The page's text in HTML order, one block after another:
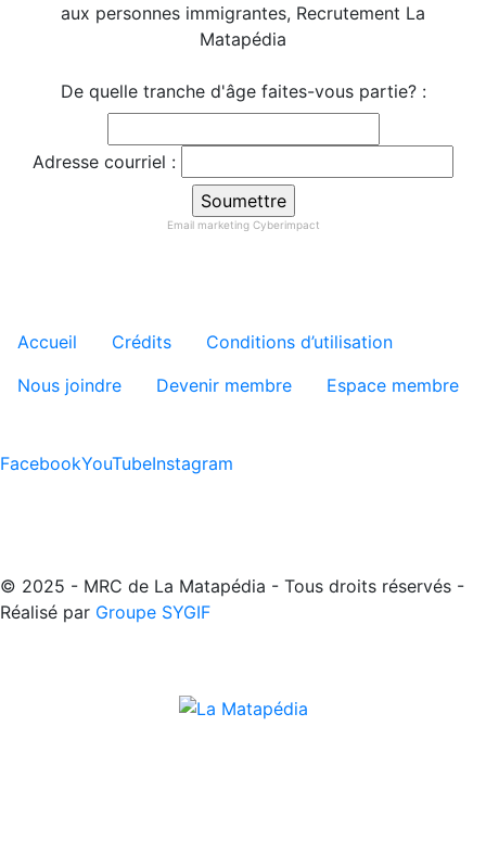
aux personnes immigrantes, Recrutement La
Matapédia
De quelle tranche d'âge faites-vous partie? :
Adresse courriel :
Email marketing Cyberimpact
Menu tertiaire de pied de
Accueil Crédits
Conditions d’utilisation
Nous joindre
Devenir membre Espace membre
FacebookYouTubeInstagram
© 2025 - MRC de La Matapédia - Tous droits réservés -
Réalisé par Groupe SYGIF